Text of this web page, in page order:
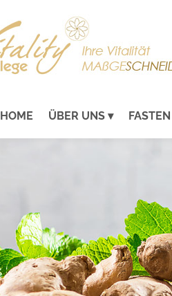
HOME ÜBER UNS FASTEN